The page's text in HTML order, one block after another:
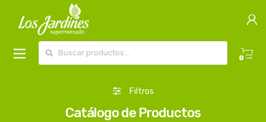
0
Filtros
Catálogo de Productos